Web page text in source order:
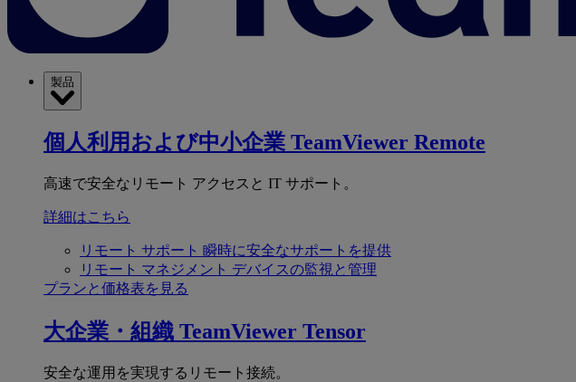
製品
個人利用および中小企業 TeamViewer Remote
高速で安全なリモート アクセスと IT サポート。
詳細はこちら
リモート サポート 瞬時に安全なサポートを提供
リモート マネジメント デバイスの監視と管理
プランと価格表を見る
大企業・組織 TeamViewer Tensor
安全な運用を実現するリモート接続。